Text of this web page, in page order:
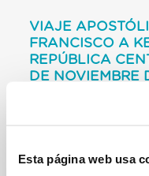
Esta página web usa
VIAJE
FRANCISCO A
REPÚBLICA
DE NOVIEMBRE
CON LAS
DIPLOMÁTICO
SALÓN DE